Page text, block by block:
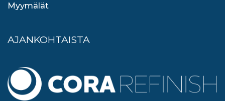
Myymälät
AJANKOHTAISTA